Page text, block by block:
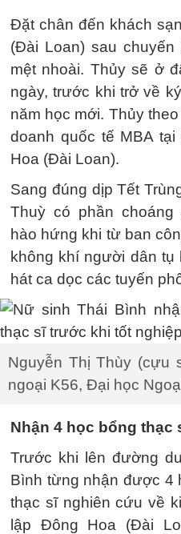
Đặt chân đến khách
(Đài Loan) sau
mệt nhoài. Thủy sẽ ở
ngày, trước khi trở về
năm học mới. Thủy
doanh quốc tế MBA
Hoa (Đài Loan).
Sang đúng dịp Tết
Thuỳ có phần
hào hứng khi từ ban
không khí người dân tụ
hát ca dọc các tuyến
Nguyễn Thị Thùy (cựu
ngoại K56, Đại học
Nhận 4 học bổng thạc
Trước khi lên đường
Bình từng nhận được 4
thạc sĩ nghiên cứu về
lập Đông Hoa (Đài